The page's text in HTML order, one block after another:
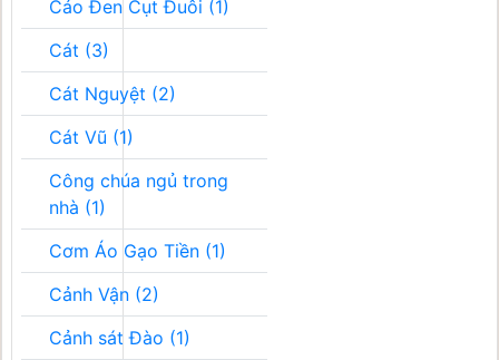
Cáo Đen Cụt Đuôi (1)
Cát (3)
Cát Nguyệt (2)
Cát Vũ (1)
Công chúa ngủ trong
nhà (1)
Cơm Áo Gạo Tiền (1)
Cảnh Vận (2)
Cảnh sát Đào (1)